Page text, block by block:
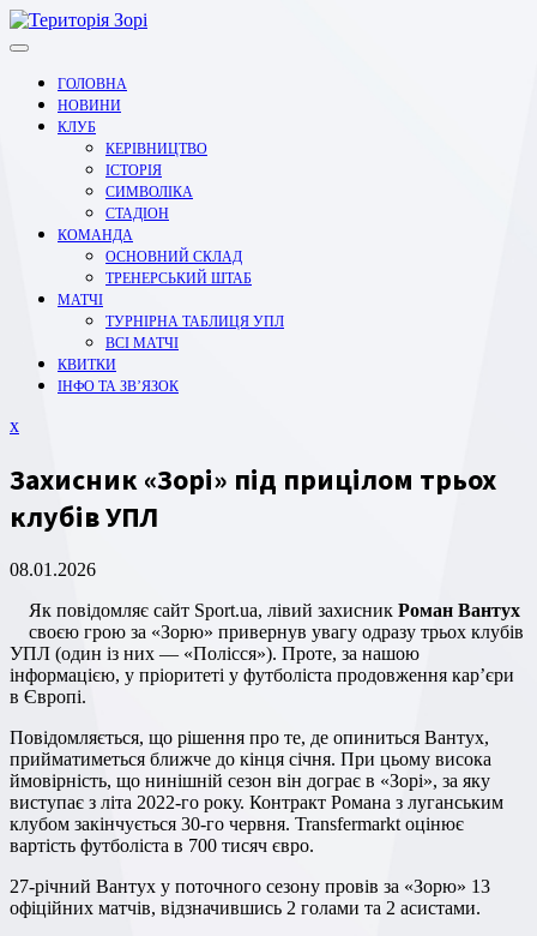
Перейти
до
ГОЛОВНА
НОВИНИ
КЛУБ
КЕРІВНИЦТВО
ІСТОРІЯ
СИМВОЛІКА
СТАДІОН
КОМАНДА
ОСНОВНИЙ СКЛАД
ТРЕНЕРСЬКИЙ ШТАБ
МАТЧІ
ТУРНІРНА ТАБЛИЦЯ УПЛ
ВСІ МАТЧІ
КВИТКИ
ІНФО ТА ЗВ’ЯЗОК
xЗакрити
Захисник «Зорі» під прицілом трьох
клубів УПЛ
08.01.2026
Як повідомляє сайт Sport.ua, лівий захисник Роман Вантух
своєю грою за «Зорю» привернув увагу одразу трьох клубів
УПЛ (один із них — «Полісся»). Проте, за нашою
інформацією, у пріоритеті у футболіста продовження кар’єри
в Європі.
Повідомляється, що рішення про те, де опиниться Вантух,
прийматиметься ближче до кінця січня. При цьому висока
ймовірність, що нинішній сезон він дограє в «Зорі», за яку
виступає з літа 2022-го року. Контракт Романа з луганським
клубом закінчується 30-го червня. Transfermarkt оцінює
вартість футболіста в 700 тисяч євро.
27-річний Вантух у поточного сезону провів за «Зорю» 13
офіційних матчів, відзначившись 2 голами та 2 асистами.